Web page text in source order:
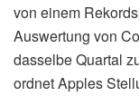
von einem
Auswertung von
dasselbe Quartal
ordnet Apples